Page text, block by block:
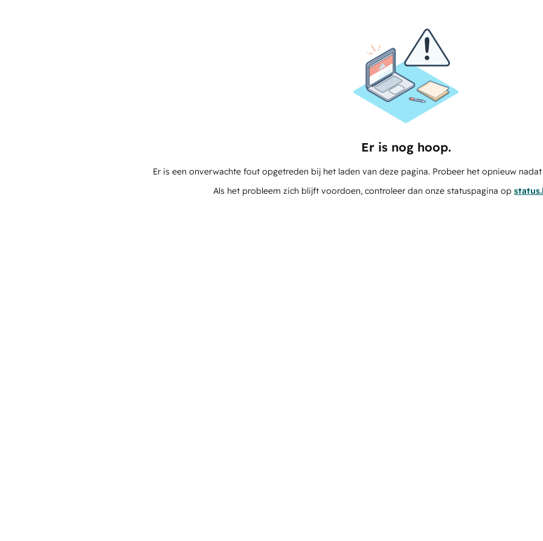
Er is nog hoop.
Er is een onverwachte fout opgetreden bij het laden van deze pagina. Probeer het opnieuw
Als het probleem zich blijft voordoen, controleer dan onze statuspagina op